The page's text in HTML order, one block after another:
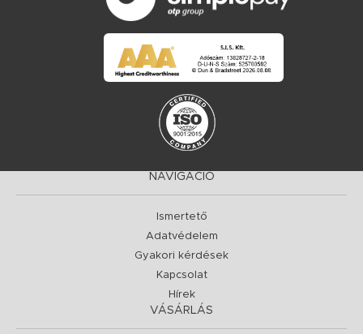
NAVIGÁCIÓ
Ismertető
Adatvédelem
Gyakori kérdések
Kapcsolat
Hírek
VÁSÁRLÁS